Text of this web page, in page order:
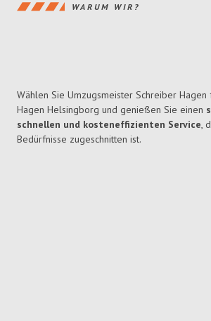
WARUM WIR?
Wählen Sie Umzugsmeister Schreiber Hagen
Hagen Helsingborg und genießen Sie einen
schnellen und kosteneffizienten Service,
Bedürfnisse zugeschnitten ist.